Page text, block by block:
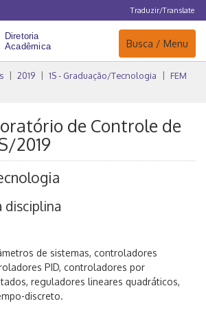
Traduzir/Translate
Navegação
Busca / Menu
2019 1S - Graduação/Tecnologia
FEM
de Controle de
2019
disciplina
de sistemas, controladores
PID, controladores por
reguladores lineares quadráticos,
discreto.